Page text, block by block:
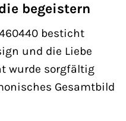
begeistern
besticht
und die Liebe
wurde sorgfältig
Gesamtbild